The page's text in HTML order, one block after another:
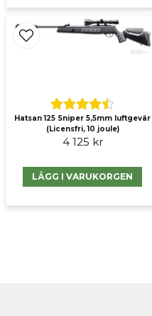
Hatsan 125 Sniper 5,5mm luftgevär
(Licensfri, 10 joule)
4 125 kr
LÄGG I VARUKORGEN